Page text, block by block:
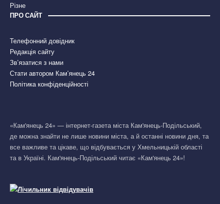
Різне
ПРО САЙТ
Телефонний довідник
Редакція сайту
Зв’язатися з нами
Стати автором Кам’янець 24
Політика конфіденційності
«Кам'янець 24» — інтернет-газета міста Кам'янець-Подільський,
де можна знайти не лише новини міста, а й останні новини дня, та
все важливе та цікаве, що відбувається у Хмельницькій області
та в Україні. Кам'янець-Подільський читає «Кам'янець 24»!